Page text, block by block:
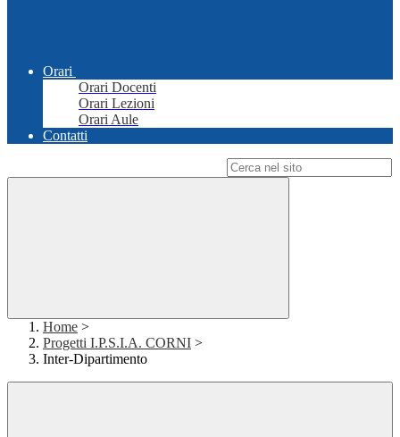
Orari
Orari Docenti
Orari Lezioni
Orari Aule
Contatti
Home >
Progetti I.P.S.I.A. CORNI >
Inter-Dipartimento